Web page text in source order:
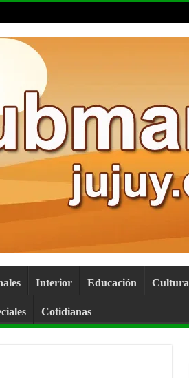
Interior Educación Cultura
Cotidianas